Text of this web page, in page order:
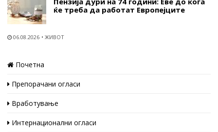
ќе треба да работат Европејците
06.08.2026 ЖИВОТ
Почетна
Препорачани огласи
Вработување
Интернационални огласи